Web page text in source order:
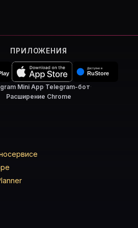
ПРИЛОЖЕНИЯ
Mini App·Telegram-бот·
Расширение Chrome